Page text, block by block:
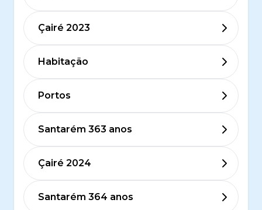
Çairé 2023
Habitação
Portos
Santarém 363 anos
Çairé 2024
Santarém 364 anos